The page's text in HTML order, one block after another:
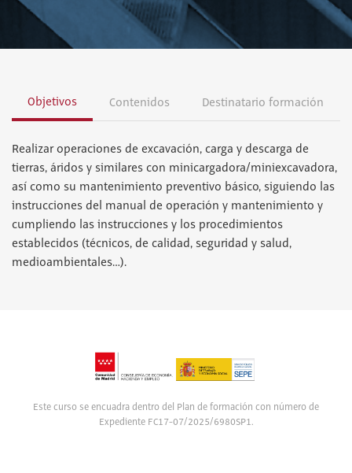
Objetivos Contenidos Destinatario formación
Realizar operaciones de excavación, carga y descarga de
tierras, áridos y similares con minicargadora/miniexcavadora,
así como su mantenimiento preventivo básico, siguiendo las
instrucciones del manual de operación y mantenimiento y
cumpliendo las instrucciones y los procedimientos
establecidos (técnicos, de calidad, seguridad y salud,
medioambientales…).
Este curso se encuadra dentro del Plan de formación con número de
Expediente FC17-07/2025/6980SP1.